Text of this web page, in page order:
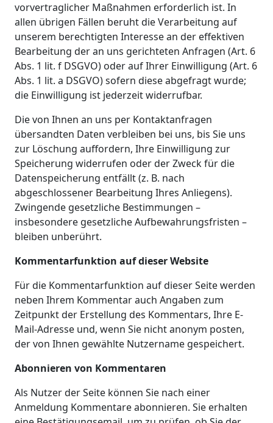
vorvertraglicher Maßnahmen erforderlich ist. In
allen übrigen Fällen beruht die Verarbeitung auf
unserem berechtigten Interesse an der effektiven
Bearbeitung der an uns gerichteten Anfragen (Art. 6
Abs. 1 lit. f DSGVO) oder auf Ihrer Einwilligung (Art. 6
Abs. 1 lit. a DSGVO) sofern diese abgefragt wurde;
die Einwilligung ist jederzeit widerrufbar.
Die von Ihnen an uns per Kontaktanfragen
übersandten Daten verbleiben bei uns, bis Sie uns
zur Löschung auffordern, Ihre Einwilligung zur
Speicherung widerrufen oder der Zweck für die
Datenspeicherung entfällt (z. B. nach
abgeschlossener Bearbeitung Ihres Anliegens).
Zwingende gesetzliche Bestimmungen –
insbesondere gesetzliche Aufbewahrungsfristen –
bleiben unberührt.
Kommentarfunktion auf dieser Website
Für die Kommentarfunktion auf dieser Seite werden
neben Ihrem Kommentar auch Angaben zum
Zeitpunkt der Erstellung des Kommentars, Ihre E-
Mail-Adresse und, wenn Sie nicht anonym posten,
der von Ihnen gewählte Nutzername gespeichert.
Abonnieren von Kommentaren
Als Nutzer der Seite können Sie nach einer
Anmeldung Kommentare abonnieren. Sie erhalten